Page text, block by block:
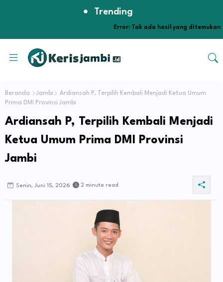
Trending
Error: Tak ada hasil yang ditemukan
Beranda Jambi
Ardiansah P, Terpilih Kembali Menjadi Ketua Umum
Prima DMI Provinsi Jambi
Ardiansah P, Terpilih Kembali Menjadi
Ketua Umum Prima DMI Provinsi
Jambi
Senin, Juni 15, 2026 2 minute read